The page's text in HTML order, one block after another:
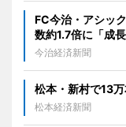
FC今治・アシッ
数約1.7倍に「成長
今治経済新聞
松本・新村で13
松本経済新聞